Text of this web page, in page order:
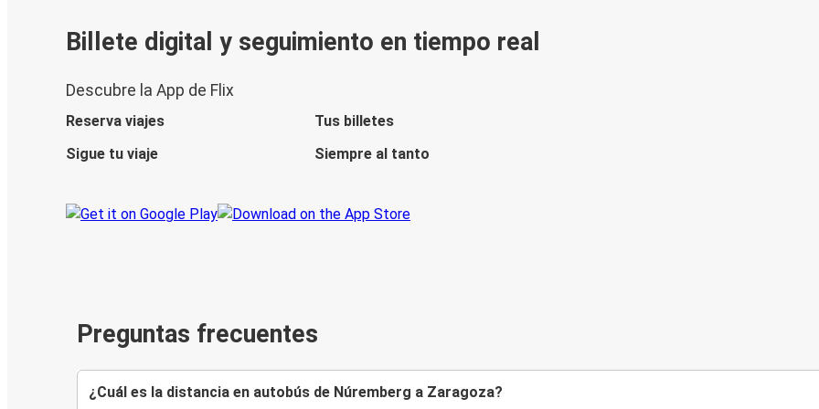
Billete digital y seguimiento en tiempo real
Descubre la App de Flix
Reserva viajes
Tus billetes
Sigue tu viaje
Siempre al tanto
Preguntas frecuentes
¿Cuál es la distancia en autobús de Núremberg a Zaragoza?